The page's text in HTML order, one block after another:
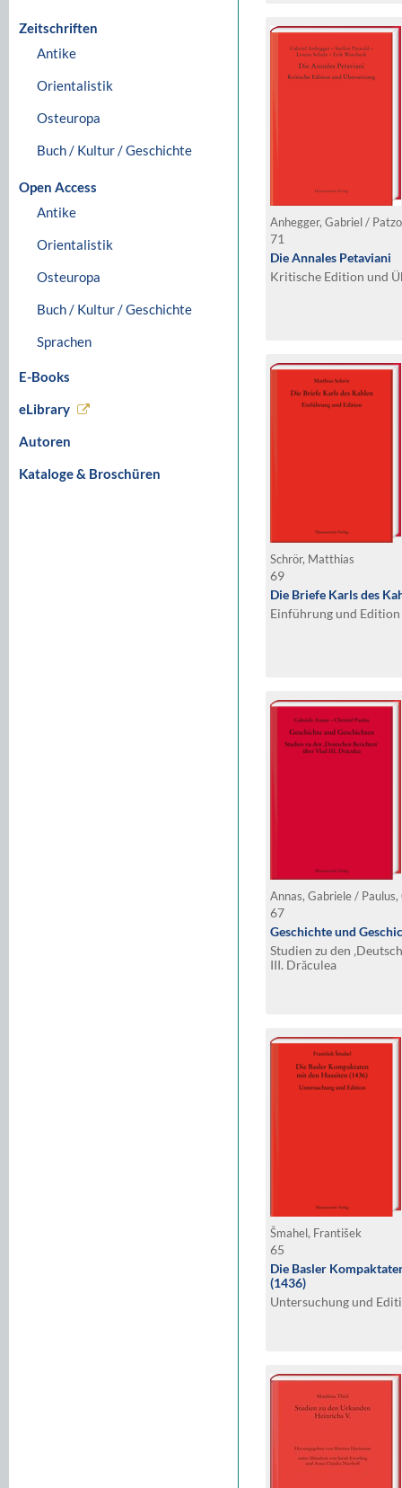
Zeitschriften
Antike
Orientalistik
Osteuropa
Buch / Kultur / Geschichte
Open Access
Antike
Orientalistik
Osteuropa
Buch / Kultur / Geschichte
Sprachen
E-Books
eLibrary
Autoren
Kataloge & Broschüren
71
Die Annales Petaviani
Kritische Edition und
Schrör, Matthias
69
Die Briefe Karls des
Einführung und Edition
Annas, Gabriele /
67
Geschichte und
Studien zu den
III. Drăculea
Šmahel, František
65
Die Basler
(1436)
Untersuchung und